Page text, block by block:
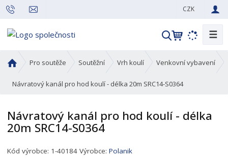
CZK
V
h
e
a
t
☰
o
í
s
r
Pro soutěže Soutěžní Vrh koulí Venkovní vybavení
Návratový kanál pro hod koulí - délka 20m SRC14-S0364
Návratový kanál pro hod koulí - délka
20m SRC14-S0364
K
Kód výrobce: 1-40184 Výrobce:Polanik